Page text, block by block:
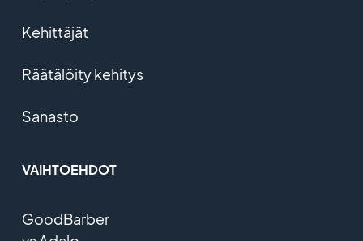
Kehittäjät
Räätälöity kehitys
Sanasto
VAIHTOEHDOT
GoodBarber